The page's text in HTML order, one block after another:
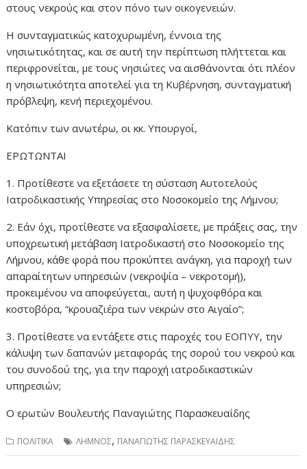
στους νεκρούς και στον πόνο των οικογενειών.
Η συνταγματικώς κατοχυρωμένη, έννοια της
νησιωτικότητας, και σε αυτή την περίπτωση πλήττεται και
περιφρονείται, με τους νησιώτες να αισθάνονται ότι πλέον
η νησιωτικότητα αποτελεί για τη Κυβέρνηση, συνταγματική
πρόβλεψη, κενή περιεχομένου.
Κατόπιν των ανωτέρω, οι κκ. Υπουργοί,
ΕΡΩΤΩΝΤΑΙ
1. Προτίθεστε να εξετάσετε τη σύσταση Αυτοτελούς
Ιατροδικαστικής Υπηρεσίας στο Νοσοκομείο της Λήμνου;
2. Εάν όχι, προτίθεστε να εξασφαλίσετε, με πράξεις σας, την
υποχρεωτική μετάβαση Ιατροδικαστή στο Νοσοκομείο της
Λήμνου, κάθε φορά που προκύπτει ανάγκη, για παροχή των
απαραίτητων υπηρεσιών (νεκροψία – νεκροτομή),
προκειμένου να αποφεύγεται, αυτή η ψυχοφθόρα και
κοστοβόρα, “κρουαζιέρα των νεκρών στο Αιγαίο”;
3. Προτίθεστε να εντάξετε στις παροχές του ΕΟΠΥΥ, την
κάλυψη των δαπανών μεταφοράς της σορού του νεκρού και
του συνοδού της, για την παροχή ιατροδικαστικών
υπηρεσιών;
Ο ερωτών Βουλευτής Παναγιώτης Παρασκευαΐδης
ΠΟΛΙΤΙΚΑ ΛΗΜΝΟΣ, ΠΑΝΑΓΙΩΤΗΣ ΠΑΡΑΣΚΕΥΑΙΔΗΣ